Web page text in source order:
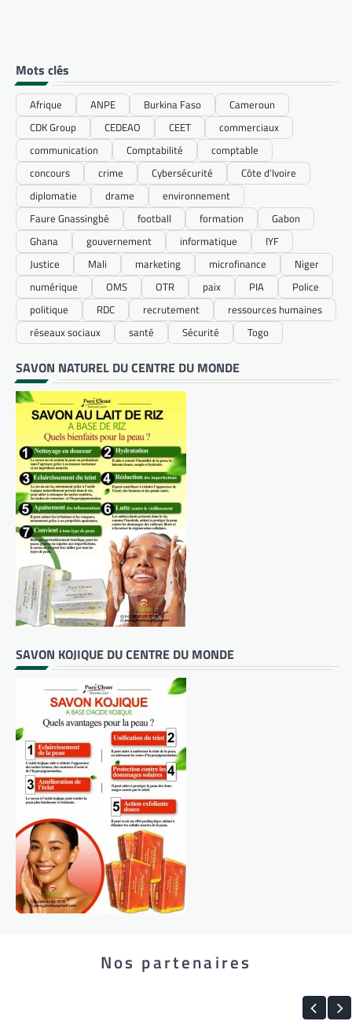
Mots clés
Afrique ANPE Burkina Faso
Cameroun
CDK Group
CEDEAO CEET
commerciaux
communication
Comptabilité
comptable
concours
crime Cybersécurité
Côte d’Ivoire
diplomatie
drame
environnement
Faure Gnassingbé
football formation
Gabon
Ghana
gouvernement informatique
IYF
Justice
Mali marketing microfinance
Niger
numérique
OMS OTR paix PIA
Police
politique
RDC recrutement
ressources humaines
réseaux sociaux
santé Sécurité Togo
SAVON NATUREL DU CENTRE DU MONDE
SAVON KOJIQUE DU CENTRE DU MONDE
Nos partenaires